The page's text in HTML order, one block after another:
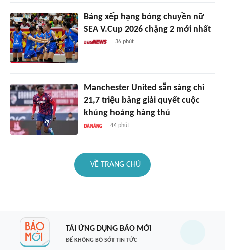
Bảng xếp hạng bóng chuyền nữ
SEA V.Cup 2026 chặng 2 mới nhất
36 phút
Manchester United sẵn sàng chi
21,7 triệu bảng giải quyết cuộc
khủng hoảng hàng thủ
44 phút
VỀ TRANG CHỦ
TẢI ỨNG DỤNG BÁO MỚI
ĐỂ KHÔNG BỎ SÓT TIN TỨC